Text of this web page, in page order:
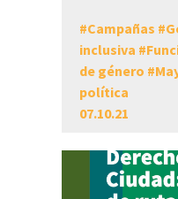
#Campañas #
inclusiva #
de género #
política
07.10.21